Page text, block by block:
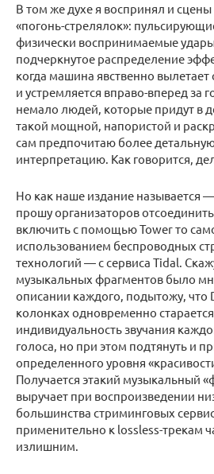
В том же духе я воспринял и сцены
«погонь-стрелялок»:
физически воспринимаемые
подчеркнутое распределение
когда машина явственно вылетает
и устремляется вправо-вперед за
немало людей, которые придут в
такой мощной, напористой и
сам предпочитаю более
интерпретацию. Как говорится,
Но как наше издание называется
прошу организаторов
включить с помощью Tower то
использованием беспроводных
технологий — с сервиса Tidal.
музыкальных фрагментов было
описании каждого, подытожу, что
колонках одновременно
индивидуальность звучания
голоса, но при этом подтянуть и
определенного уровня
Получается этакий музыкальный
выручает при воспроизведении
большинства стриминговых
применительно к lossless-трекам
излишним.